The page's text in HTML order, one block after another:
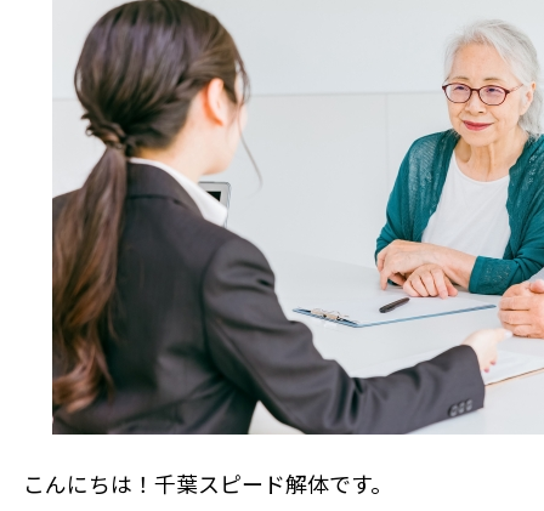
選ばれる理由
解体工事の流れ
会社概要
施工事例
現場ブログ
補助金情報
こんにちは！千葉スピード解体です。